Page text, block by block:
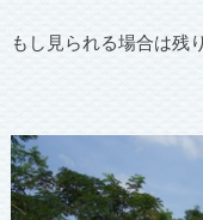
もし見られる場合は残